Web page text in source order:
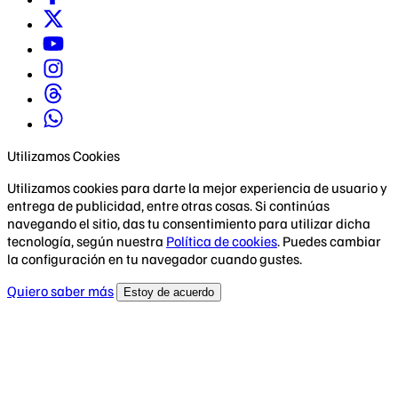
Utilizamos Cookies
Utilizamos cookies para darte la mejor experiencia de usuario y
entrega de publicidad, entre otras cosas. Si continúas
navegando el sitio, das tu consentimiento para utilizar dicha
tecnología, según nuestra Política de cookies. Puedes cambiar
la configuración en tu navegador cuando gustes.
Quiero saber más
Estoy de acuerdo